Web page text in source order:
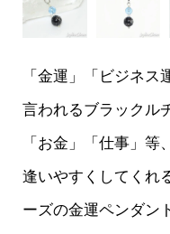
「金運」「ビジネ
言われるブラックル
「お金」「仕事」
逢いやすくしてくれ
ーズの金運ペンダン